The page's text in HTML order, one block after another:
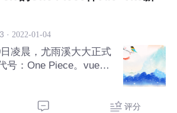
理论演化而来的，是对
无法做到
· 2022-01-04
凌晨，尤雨溪大大正式
号：One Piece。vue从
扩大，以适应不断增长的
评分